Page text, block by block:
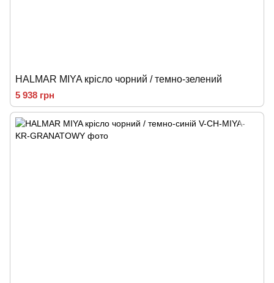
HALMAR MIYA крісло чорний / темно-зелений
5 938 грн